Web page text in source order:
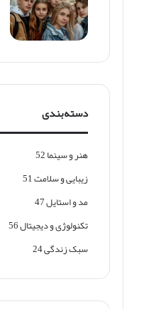
2
دسته‌بندی
هنر و سینما52
زیبایی و سلامت51
مد و استایل47
تکنولوژی و دیجیتال56
سبک زندگی24